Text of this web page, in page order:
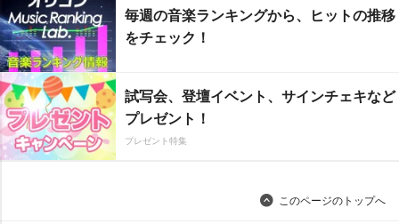
毎週の音楽ランキングから、ヒットの推移
をチェック！
試写会、登壇イベント、サインチェキなど
プレゼント！
プレゼント特集
このページのトップへ